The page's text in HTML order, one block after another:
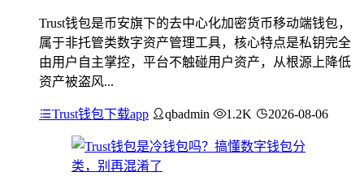
Trust钱包是币安旗下的去中心化加密货币移动端钱包，
属于非托管类数字资产管理工具，核心特点是私钥完全
由用户自主掌控，平台不触碰用户资产，从根源上降低
资产被盗风...
Trust钱包下载app qbadmin 1.2K 2026-08-06